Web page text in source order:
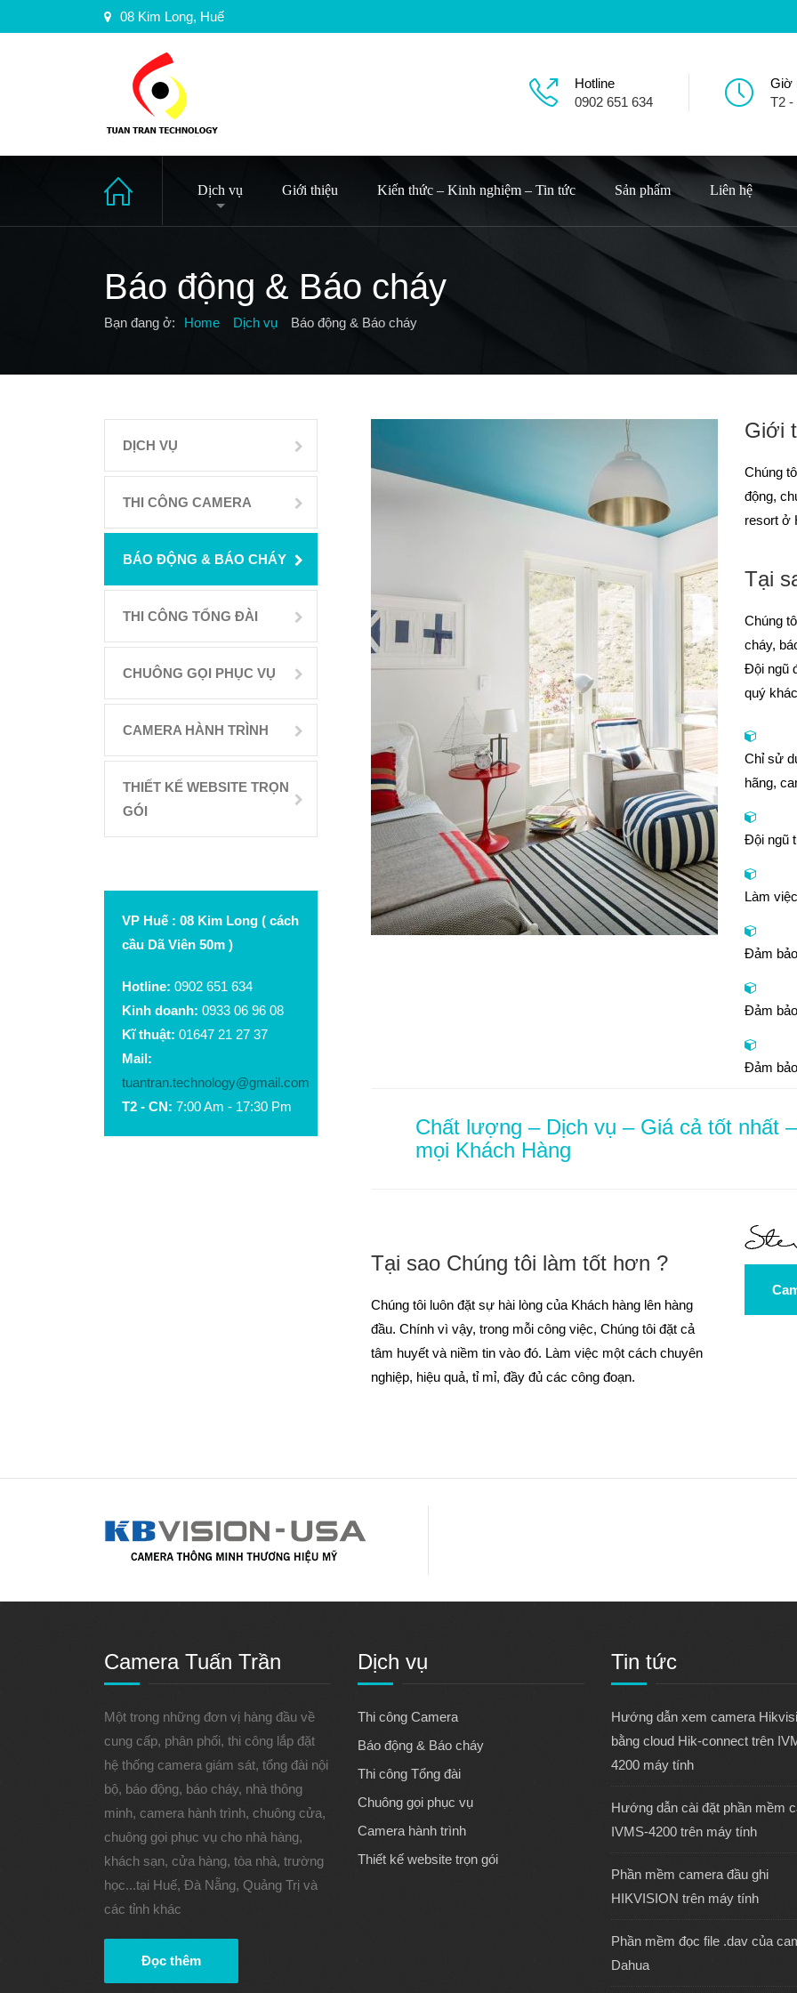
08 Kim Long, Huế
Hotline
0902 651 634
Giờ
T2 -
Dịch vụ Giới thiệu Kiến thức – Kinh nghiệm – Tin tức Sản phẩm Liên hệ
Báo động & Báo cháy
Bạn đang ở: Home Dịch vụ Báo động & Báo cháy
Giới
Chúng
động,
resort ở
Tại
Chúng
cháy,
Đội ngũ
quý
Chỉ sử
hãng,
Đội ngũ
Làm
Đảm
Đảm
Đảm
Chất lượng – Dịch vụ – Giá cả tốt nhất
mọi Khách Hàng
Tại sao Chúng tôi làm tốt hơn ?
Chúng tôi luôn đặt sự hài lòng của Khách hàng lên hàng
đầu. Chính vì vậy, trong mỗi công việc, Chúng tôi đặt cả
tâm huyết và niềm tin vào đó. Làm việc một cách chuyên
nghiệp, hiệu quả, tỉ mỉ, đầy đủ các công đoạn.
DỊCH VỤ
THI CÔNG CAMERA
BÁO ĐỘNG & BÁO CHÁY
THI CÔNG TỔNG ĐÀI
CHUÔNG GỌI PHỤC VỤ
CAMERA HÀNH TRÌNH
THIẾT KẾ WEBSITE TRỌN
GÓI
VP Huế : 08 Kim Long ( cách
cầu Dã Viên 50m )
Hotline: 0902 651 634
Kinh doanh: 0933 06 96 08
Kĩ thuật: 01647 21 27 37
Mail:
tuantran.technology@gmail.com
T2 - CN: 7:00 Am - 17:30 Pm
Camera Tuấn Trần
Một trong những đơn vị hàng đầu về
cung cấp, phân phối, thi công lắp đặt
hệ thống camera giám sát, tổng đài nội
bộ, báo động, báo cháy, nhà thông
minh, camera hành trình, chuông cửa,
chuông gọi phục vụ cho nhà hàng,
khách sạn, cửa hàng, tòa nhà, trường
học...tại Huế, Đà Nẵng, Quảng Trị và
các tỉnh khác
Đọc thêm
Dịch vụ
Thi công Camera
Báo động & Báo cháy
Thi công Tổng đài
Chuông gọi phục vụ
Camera hành trình
Thiết kế website trọn gói
Tin tức
Hướng dẫn xem camera
bằng cloud Hik-connect trên
4200 máy tính
Hướng dẫn cài đặt phần mềm
IVMS-4200 trên máy tính
Phần mềm camera đầu ghi
HIKVISION trên máy tính
Phần mềm đọc file .dav của
Dahua